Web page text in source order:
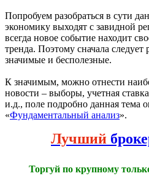
Попробуем разобраться в сути
экономику выходят с завидной
всегда новое событие находит
тренда. Поэтому сначала следует
значимые и бесполезные.
К значимым, можно отнести
новости – выборы, учетная
и.д., поле подробно данная тема
«Фундаментальный анализ».
Лучший
Торгуй по крупному